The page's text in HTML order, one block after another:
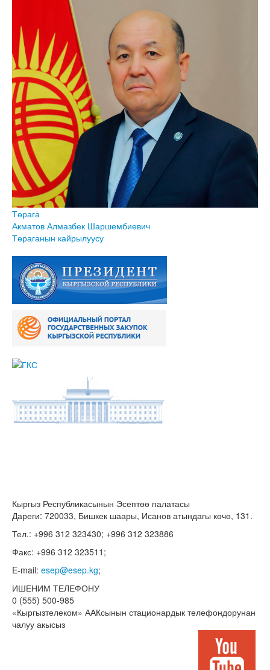
Төрага
Акматов Алмазбек Шаршембиевич
Төраганын кайрылуусу
Кыргыз Республикасынын Эсептөө палатасы
Дареги: 720033, Бишкек шаары, Исанов атындагы көчө, 131.
Тел.: +996 312 323430; +996 312 323886
Факс: +996 312 323511;
E-mail: esep@esep.kg;
ИШЕНИМ ТЕЛЕФОНУ
0 (555) 500-985
«Кыргызтелеком» ААКсынын стационардык телефондорунан
чалуу акысыз